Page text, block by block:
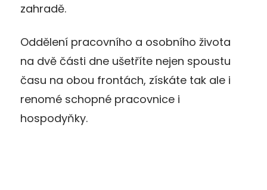
zahradě.
Oddělení pracovního a osobního života
na dvě části dne ušetříte nejen spoustu
času na obou frontách, získáte tak ale i
renomé schopné pracovnice i
hospodyňky.